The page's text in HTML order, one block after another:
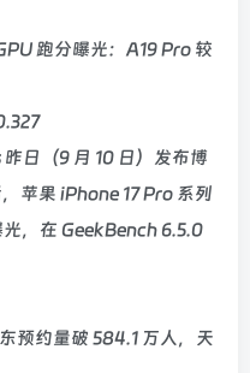
跑分曝光：A19 Pro 较
日（9 月 10 日）发布博
苹果 iPhone 17 Pro 系列
，在 GeekBench 6.5.0
预约量破 584.1 万人，天